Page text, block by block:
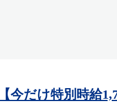
【今だけ特別時給